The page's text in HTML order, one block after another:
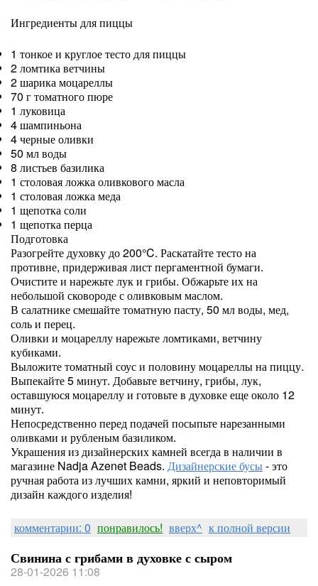
Ингредиенты для пиццы
1 тонкое и круглое тесто для пиццы
2 ломтика ветчины
2 шарика моцареллы
70 г томатного пюре
1 луковица
4 шампиньона
4 черные оливки
50 мл воды
8 листьев базилика
1 столовая ложка оливкового масла
1 столовая ложка меда
1 щепотка соли
1 щепотка перца
Подготовка
Разогрейте духовку до 200°C. Раскатайте тесто на
противне, придерживая лист пергаментной бумаги.
Очистите и нарежьте лук и грибы. Обжарьте их на
небольшой сковороде с оливковым маслом.
В салатнике смешайте томатную пасту, 50 мл воды, мед,
соль и перец.
Оливки и моцареллу нарежьте ломтиками, ветчину
кубиками.
Выложите томатный соус и половину моцареллы на пиццу.
Выпекайте 5 минут. Добавьте ветчину, грибы, лук,
оставшуюся моцареллу и готовьте в духовке еще около 12
минут.
Непосредственно перед подачей посыпьте нарезанными
оливками и рубленым базиликом.
Украшения из дизайнерских камней всегда в наличии в
магазине Nadja Azenet Beads. Дизайнерские бусы- это
ручная работа из лучших камни, яркий и неповторимый
дизайн каждого изделия!
комментарии: 0 понравилось! вверх^ к полной версии
Свинина с грибами в духовке с сыром
28-01-2026 11:08